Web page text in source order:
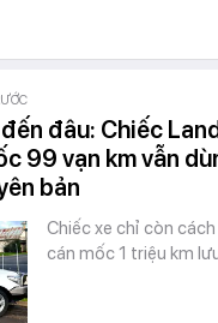
đâu: Chiếc
99 vạn km vẫn
bản
Chiếc xe chỉ còn
cán mốc 1 triệu km